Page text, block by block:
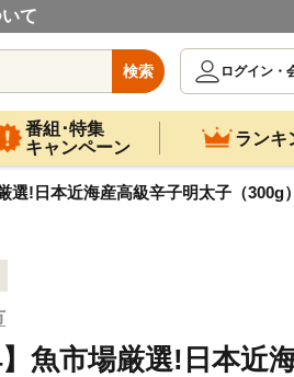
て
検索
ログイン・
番組･特集
キャンペーン
ランキ
選!日本近海産高級辛子明太子（300g）
】魚市場厳選!日本近